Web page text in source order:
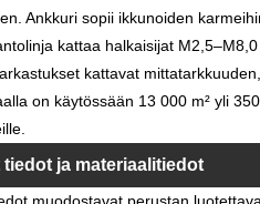
Ankkuri sopii ikkunoiden
kattaa halkaisijat
kattavat
on käytössään 13 000 m² yli
tiedot ja materiaalitiedot